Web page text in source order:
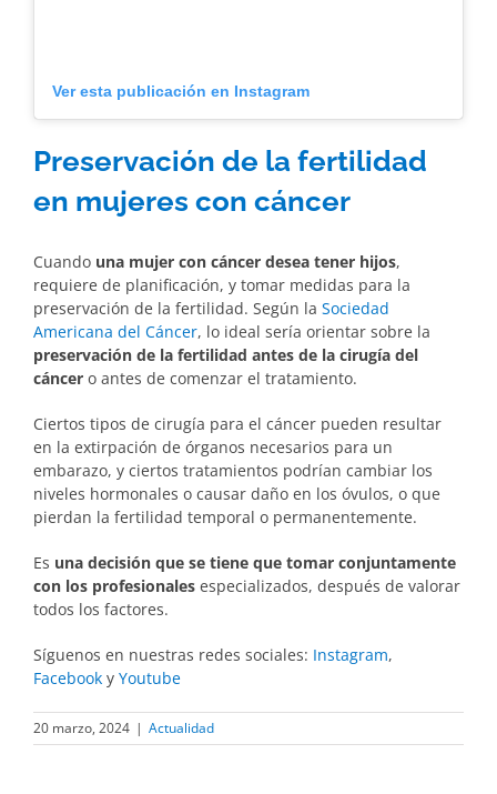
Ver esta publicación en Instagram
Preservación de la fertilidad
en mujeres con cáncer
Cuando una mujer con cáncer desea tener hijos,
requiere de planificación, y tomar medidas para la
preservación de la fertilidad. Según la Sociedad
Americana del Cáncer, lo ideal sería orientar sobre la
preservación de la fertilidad antes de la cirugía del
cáncer o antes de comenzar el tratamiento.
Ciertos tipos de cirugía para el cáncer pueden resultar
en la extirpación de órganos necesarios para un
embarazo, y ciertos tratamientos podrían cambiar los
niveles hormonales o causar daño en los óvulos, o que
pierdan la fertilidad temporal o permanentemente.
Es una decisión que se tiene que tomar conjuntamente
con los profesionales especializados, después de valorar
todos los factores.
Síguenos en nuestras redes sociales: Instagram,
Facebook y Youtube
20 marzo, 2024 | Actualidad